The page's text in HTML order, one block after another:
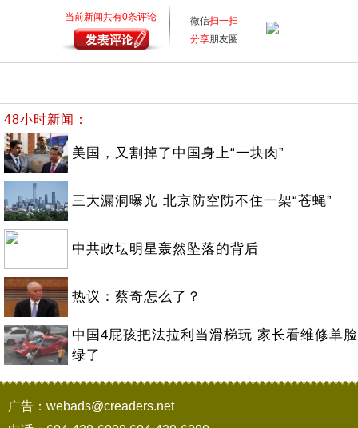
当前新闻共有0条评论 微信扫一扫
分享朋友圈
48小时新闻：
美国，又割掉了中国身上“一块肉”
三大漏洞曝光 北京防空防不住一架“苍蝇”
中共政坛明星轰然坠落的背后
热议：蔡奇怎么了？
中国4屁孩把法拉利当滑梯玩 家长看维修单脸
绿了
广告：webads@creaders.net